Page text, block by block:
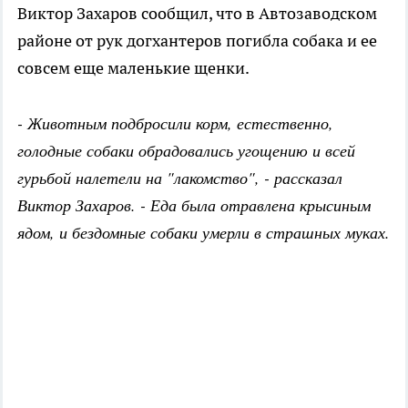
Виктор Захаров сообщил, что в Автозаводском
районе от рук догхантеров погибла собака и ее
совсем еще маленькие щенки.
- Животным подбросили корм, естественно,
голодные собаки обрадовались угощению и всей
гурьбой налетели на "лакомство", - рассказал
Виктор Захаров. - Еда была отравлена крысиным
ядом, и бездомные собаки умерли в страшных муках.